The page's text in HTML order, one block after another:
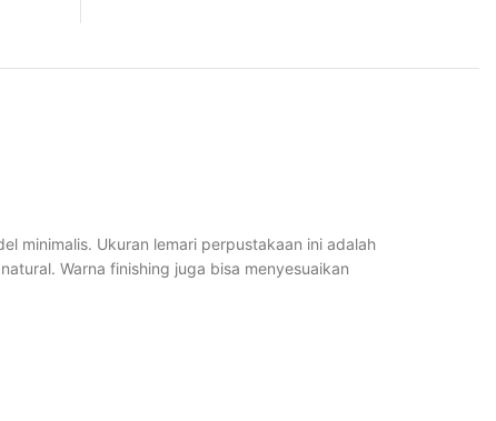
minimalis. Ukuran lemari perpustakaan ini adalah
Warna finishing juga bisa menyesuaikan